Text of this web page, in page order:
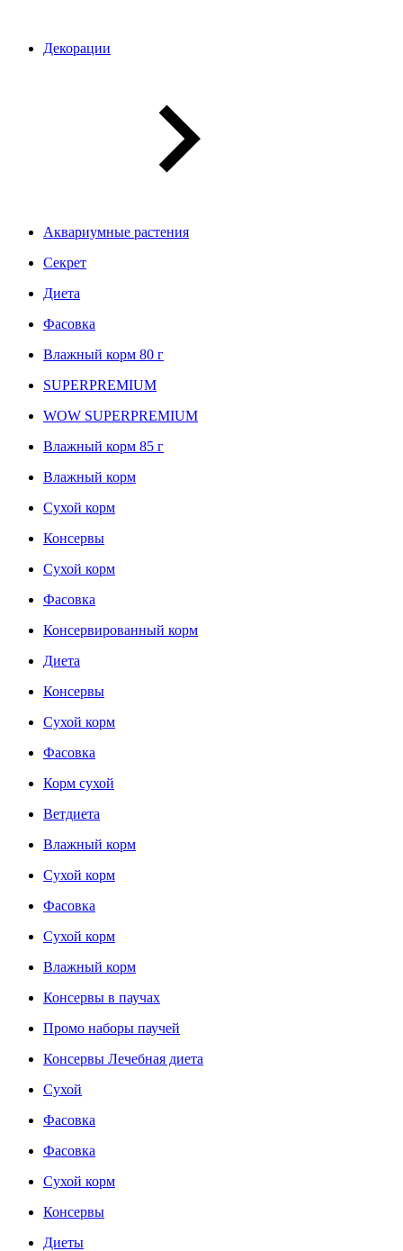
Декорации
Аквариумные растения
Секрет
Диета
Фасовка
Влажный корм 80 г
SUPERPREMIUM
WOW SUPERPREMIUM
Влажный корм 85 г
Влажный корм
Сухой корм
Консервы
Сухой корм
Фасовка
Консервированный корм
Диета
Консервы
Сухой корм
Фасовка
Корм сухой
Ветдиета
Влажный корм
Сухой корм
Фасовка
Сухой корм
Влажный корм
Консервы в паучах
Промо наборы паучей
Консервы Лечебная диета
Сухой
Фасовка
Фасовка
Сухой корм
Консервы
Диеты